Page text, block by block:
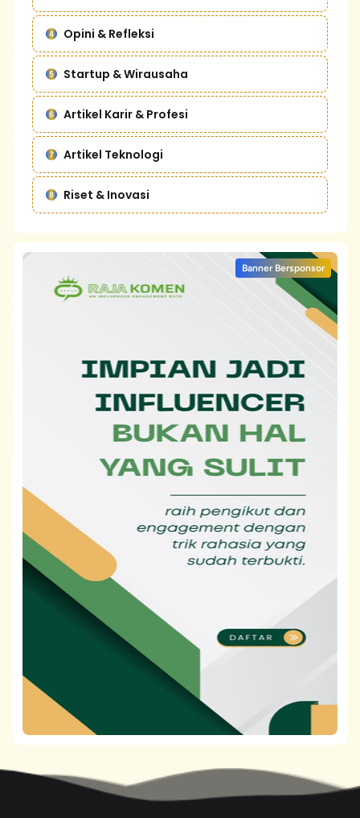
Opini & Refleksi
Startup & Wirausaha
Artikel Karir & Profesi
Artikel Teknologi
Riset & Inovasi
Banner Bersponsor